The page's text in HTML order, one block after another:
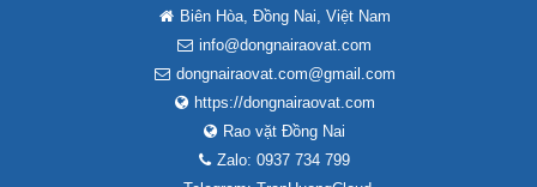
Biên Hòa, Đồng Nai, Việt Nam
info@dongnairaovat.com
dongnairaovat.com@gmail.com
https://dongnairaovat.com
Rao vặt Đồng Nai
Zalo: 0937 734 799